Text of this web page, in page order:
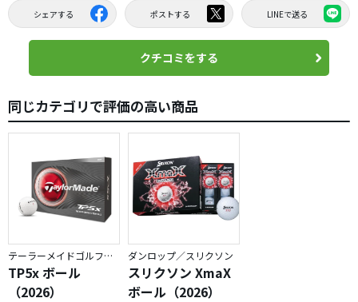
シェアする ポストする LINEで送る
クチコミをする
同じカテゴリで評価の高い商品
テーラーメイドゴルフ／TP5
TP5x ボール
（2026）
ダンロップ／スリクソン
スリクソン XmaX
ボール（2026）